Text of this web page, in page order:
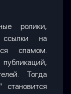
ролики,
ссылки на
спамом.
Тогда
становится